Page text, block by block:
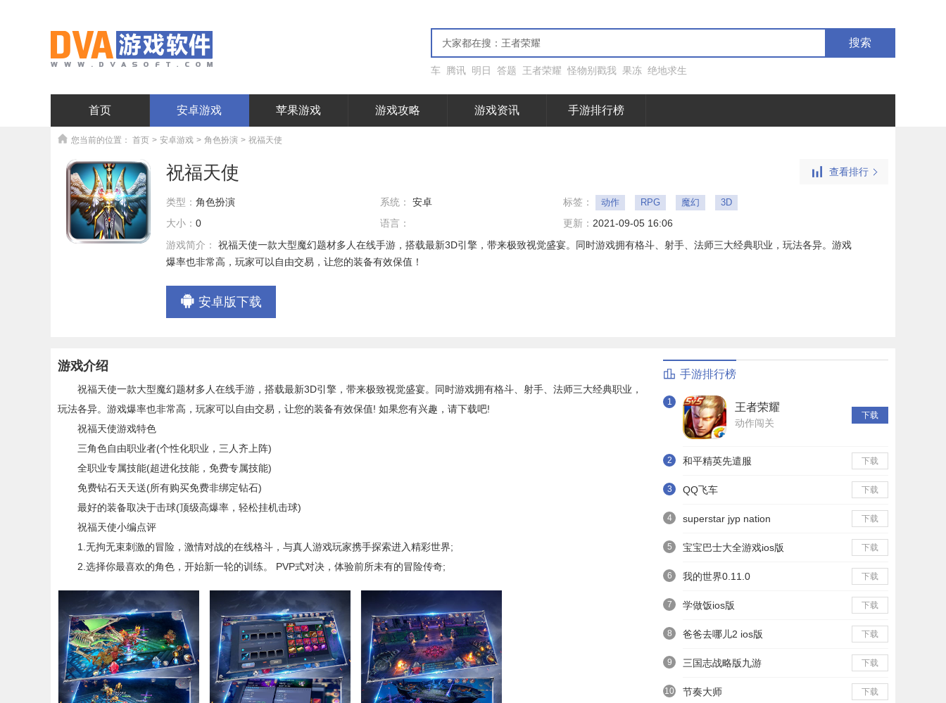
搜索
车 腾讯 明日 答题 王者荣耀 怪物别戳我 果冻 绝地求生
首页 安卓游戏 苹果游戏 游戏攻略 游戏资讯 手游排行榜
您当前的位置： 首页 > 安卓游戏 > 角色扮演 > 祝福天使
祝福天使
类型： 角色扮演 系统： 安卓 标签： 动作 RPG 魔幻 3D
大小： 0 语言： 更新： 2021-09-05 16:06
游戏简介：
祝福天使一款大型魔幻题材多人在线手游，搭载最新3D引擎，带来极致视觉盛宴。同时游戏拥有格斗、射手、法师三大经典职业，玩法各异。游戏
爆率也非常高，玩家可以自由交易，让您的装备有效保值！
安卓版下载
查看排行
游戏介绍
祝福天使一款大型魔幻题材多人在线手游，搭载最新3D引擎，带来极致视觉盛宴。同时游戏拥有格斗、射手、法师三大经典职业，
玩法各异。游戏爆率也非常高，玩家可以自由交易，让您的装备有效保值! 如果您有兴趣，请下载吧!
祝福天使游戏特色
三角色自由职业者(个性化职业，三人齐上阵)
全职业专属技能(超进化技能，免费专属技能)
免费钻石天天送(所有购买免费非绑定钻石)
最好的装备取决于击球(顶级高爆率，轻松挂机击球)
祝福天使小编点评
1.无拘无束刺激的冒险，激情对战的在线格斗，与真人游戏玩家携手探索进入精彩世界;
2.选择你最喜欢的角色，开始新一轮的训练。 PVP式对决，体验前所未有的冒险传奇;
手游排行榜
1 王者荣耀
动作闯关
下载
2 和平精英先遣服 下载
3 QQ飞车 下载
4 superstar jyp nation 下载
5 宝宝巴士大全游戏ios版 下载
6 我的世界0.11.0 下载
7 学做饭ios版 下载
8 爸爸去哪儿2 ios版 下载
9 三国志战略版九游 下载
10 节奏大师 下载